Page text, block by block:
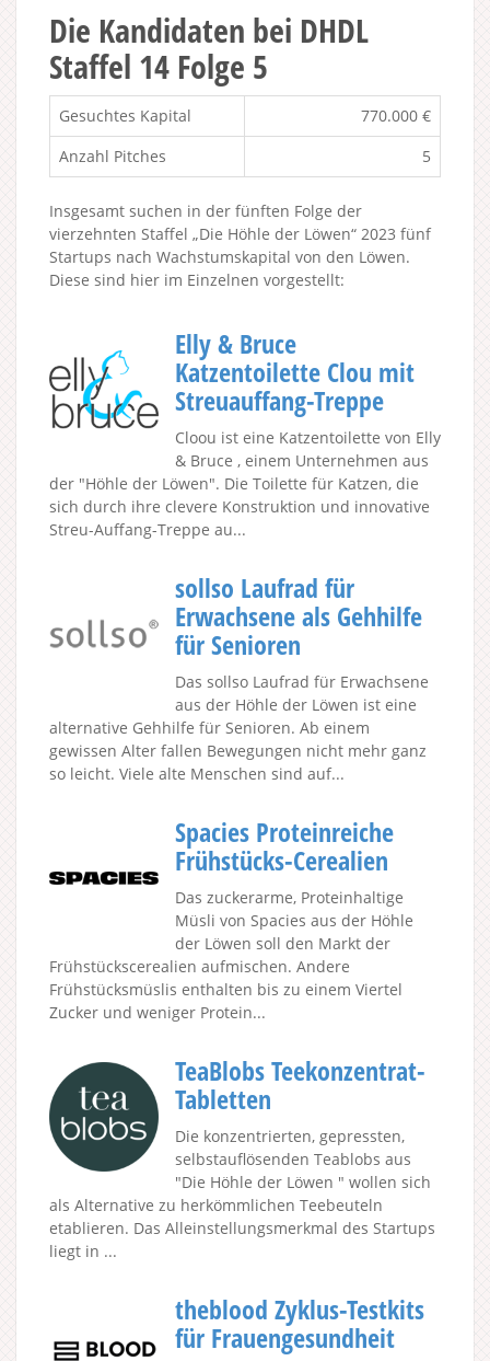
Die Kandidaten bei DHDL
Staffel 14 Folge 5
Gesuchtes Kapital
770.000 €
Anzahl Pitches
5
Insgesamt suchen in der fünften Folge der
vierzehnten Staffel „Die Höhle der Löwen“ 2023 fünf
Startups nach Wachstumskapital von den Löwen.
Diese sind hier im Einzelnen vorgestellt:
Elly & Bruce
Katzentoilette Clou mit
Streuauffang-Treppe
Cloou ist eine Katzentoilette von Elly
& Bruce , einem Unternehmen aus
der "Höhle der Löwen". Die Toilette für Katzen, die
sich durch ihre clevere Konstruktion und innovative
Streu-Auffang-Treppe au...
sollso Laufrad für
Erwachsene als Gehhilfe
für Senioren
Das sollso Laufrad für Erwachsene
aus der Höhle der Löwen ist eine
alternative Gehhilfe für Senioren. Ab einem
gewissen Alter fallen Bewegungen nicht mehr ganz
so leicht. Viele alte Menschen sind auf...
Spacies Proteinreiche
Frühstücks-Cerealien
Das zuckerarme, Proteinhaltige
Müsli von Spacies aus der Höhle
der Löwen soll den Markt der
Frühstückscerealien aufmischen. Andere
Frühstücksmüslis enthalten bis zu einem Viertel
Zucker und weniger Protein...
TeaBlobs Teekonzentrat-
Tabletten
Die konzentrierten, gepressten,
selbstauflösenden Teablobs aus
"Die Höhle der Löwen " wollen sich
als Alternative zu herkömmlichen Teebeuteln
etablieren. Das Alleinstellungsmerkmal des Startups
liegt in ...
theblood Zyklus-Testkits
für Frauengesundheit